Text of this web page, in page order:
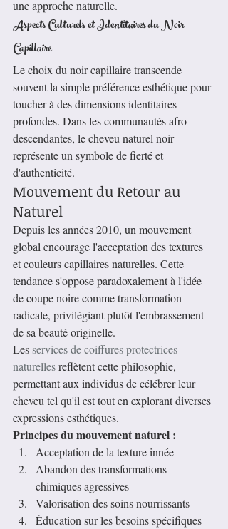
une approche naturelle.
Aspects Culturels et Identitaires du Noir
Capillaire
Le choix du noir capillaire transcende
souvent la simple préférence esthétique pour
toucher à des dimensions identitaires
profondes. Dans les communautés afro-
descendantes, le cheveu naturel noir
représente un symbole de fierté et
d'authenticité.
Mouvement du Retour au
Naturel
Depuis les années 2010, un mouvement
global encourage l'acceptation des textures
et couleurs capillaires naturelles. Cette
tendance s'oppose paradoxalement à l'idée
de coupe noire comme transformation
radicale, privilégiant plutôt l'embrassement
de sa beauté originelle.
Les services de coiffures protectrices
naturelles reflètent cette philosophie,
permettant aux individus de célébrer leur
cheveu tel qu'il est tout en explorant diverses
expressions esthétiques.
Principes du mouvement naturel :
Acceptation de la texture innée
Abandon des transformations
chimiques agressives
Valorisation des soins nourrissants
Éducation sur les besoins spécifiques